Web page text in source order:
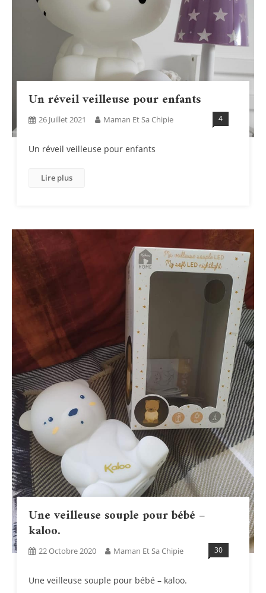
Un réveil veilleuse pour enfants
26 Juillet 2021 Maman Et Sa Chipie 4
Un réveil veilleuse pour enfants
Lire plus
Une veilleuse souple pour bébé –
kaloo.
22 Octobre 2020 Maman Et Sa Chipie 30
Une veilleuse souple pour bébé – kaloo.